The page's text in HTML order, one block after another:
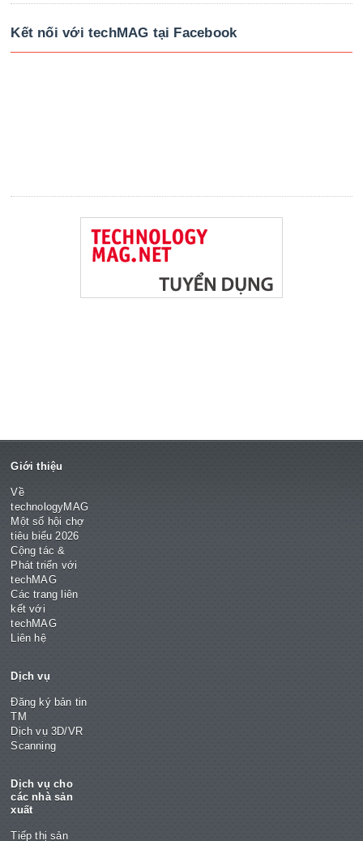
Kết nối với techMAG tại Facebook
Giới thiệu
Về
technologyMAG
Một số hội chợ
tiêu biểu 2026
Cộng tác &
Phát triển với
techMAG
Các trang liên
kết với
techMAG
Liên hệ
Dịch vụ
Đăng ký bản tin
TM
Dịch vụ 3D/VR
Scanning
Dịch vụ cho
các nhà sản
xuất
Tiếp thị sản